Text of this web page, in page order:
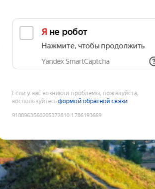
Я не робот
Нажмите, чтобы продолжить
Yandex SmartCaptcha
Если у вас возникли проблемы, пожалуйста,
воспользуйтесьформой обратной связи
9188963560205372810:1786193669